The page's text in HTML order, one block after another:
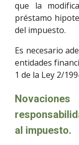
que la
préstamo
del impuesto.
Es necesario
entidades
1 de la Ley 2/
al impuesto.